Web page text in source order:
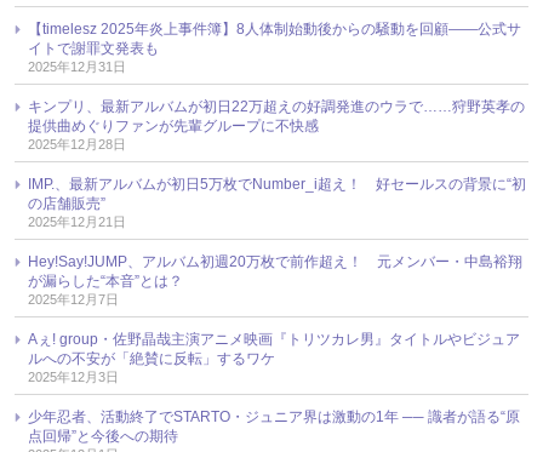
【timelesz 2025年炎上事件簿】8人体制始動後からの騒動を回顧――公式サ
イトで謝罪文発表も
2025年12月31日
キンプリ、最新アルバムが初日22万超えの好調発進のウラで……狩野英孝の
提供曲めぐりファンが先輩グループに不快感
2025年12月28日
IMP.、最新アルバムが初日5万枚でNumber_i超え！ 好セールスの背景に“初
の店舗販売”
2025年12月21日
Hey!Say!JUMP、アルバム初週20万枚で前作超え！ 元メンバー・中島裕翔
が漏らした“本音”とは？
2025年12月7日
Aぇ! group・佐野晶哉主演アニメ映画『トリツカレ男』タイトルやビジュア
ルへの不安が「絶賛に反転」するワケ
2025年12月3日
少年忍者、活動終了でSTARTO・ジュニア界は激動の1年 ── 識者が語る“原
点回帰”と今後への期待